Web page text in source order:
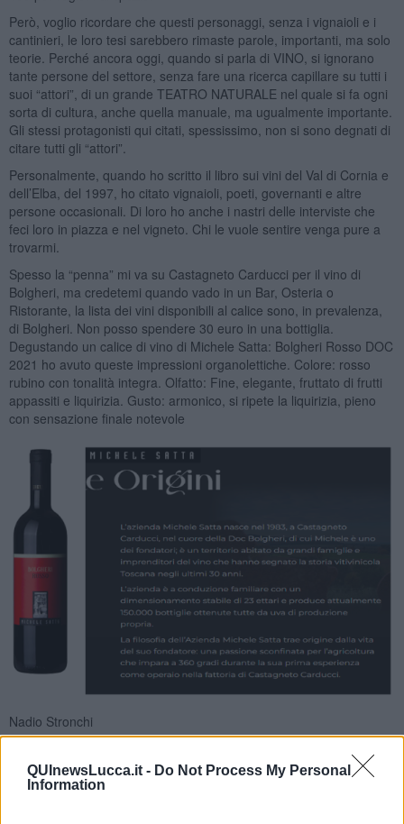
QUInewsLucca.it - Do Not Process My Personal
Information
Però, voglio ricordare che questi personaggi, senza i vignaioli e i
cantinieri, le loro tesi sarebbero rimaste parole, importanti, ma solo
teorie. Perché ancora oggi, quando si parla di VINO, si ignorano
tante persone del settore, senza fare una ricerca capillare su tutti i
suoi “attori”, di un grande TEATRO NATURALE nel quale si fa ogni
sorta di cultura, anche quella manuale, ma ugualmente importante.
Gli stessi protagonisti qui citati, spessissimo, non si sono degnati di
citare tutti gli “attori”.
Personalmente, quando ho scritto il libro sui vini del Val di Cornia e
dell’Elba, del 1997, ho citato vignaioli, poeti, governanti e altre
persone occasionali. Di loro ho anche i nastri delle interviste che
feci loro in piazza e nel vigneto. Chi le vuole sentire venga pure a
trovarmi.
Spesso la “penna” mi va su Castagneto Carducci per il vino di
Bolgheri, ma credetemi quando vado in un Bar, Osteria o
Ristorante, la lista dei vini disponibili al calice sono, in prevalenza,
di Bolgheri. Non posso spendere 30 euro in una bottiglia.
Degustando un calice di vino di Michele Satta: Bolgheri Rosso DOC
2021 ho avuto queste impressioni organolettiche. Colore: rosso
rubino con tonalità integra. Olfatto: Fine, elegante, fruttato di frutti
appassiti e liquirizia. Gusto: armonico, si ripete la liquirizia, pieno
con sensazione finale notevole
Nadio Stronchi